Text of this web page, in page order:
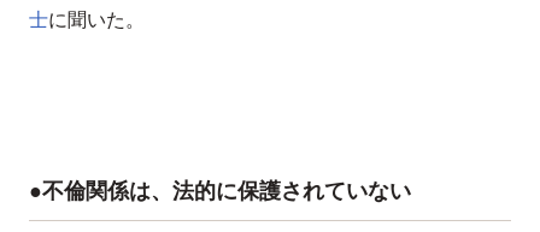
士に聞いた。
●不倫関係は、法的に保護されていない